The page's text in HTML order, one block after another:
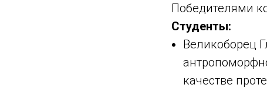
Победителями
Студенты:
Великоборец
качестве